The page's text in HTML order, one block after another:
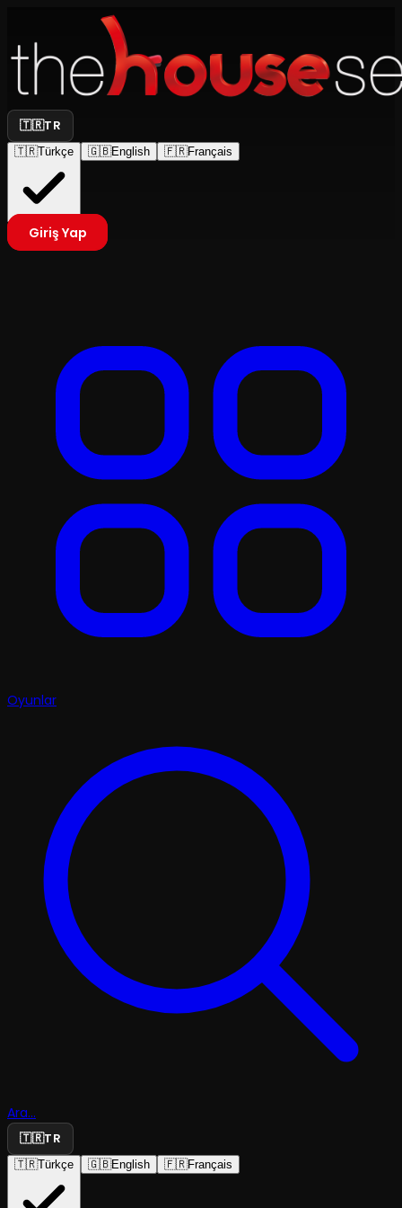
🇹🇷TR
🇹🇷Türkçe 🇬🇧English 🇫🇷Français
Giriş Yap
Oyunlar
Ara...
🇹🇷TR
🇹🇷Türkçe 🇬🇧English 🇫🇷Français